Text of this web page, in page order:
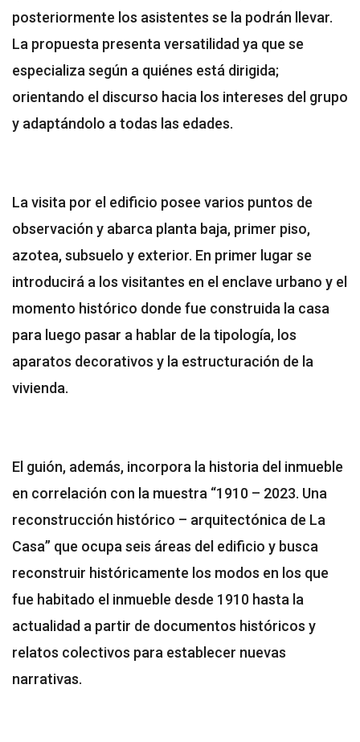
posteriormente los asistentes se la podrán llevar.
La propuesta presenta versatilidad ya que se
especializa según a quiénes está dirigida;
orientando el discurso hacia los intereses del grupo
y adaptándolo a todas las edades.
La visita por el edificio posee varios puntos de
observación y abarca planta baja, primer piso,
azotea, subsuelo y exterior. En primer lugar se
introducirá a los visitantes en el enclave urbano y el
momento histórico donde fue construida la casa
para luego pasar a hablar de la tipología, los
aparatos decorativos y la estructuración de la
vivienda.
El guión, además, incorpora la historia del inmueble
en correlación con la muestra “1910 – 2023. Una
reconstrucción histórico – arquitectónica de La
Casa” que ocupa seis áreas del edificio y busca
reconstruir históricamente los modos en los que
fue habitado el inmueble desde 1910 hasta la
actualidad a partir de documentos históricos y
relatos colectivos para establecer nuevas
narrativas.